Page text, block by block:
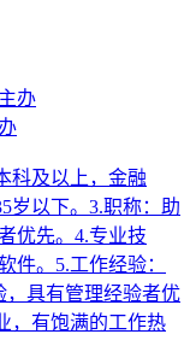
科及以上，金融
岁以下。3.职称：助
优先。4.专业技
件。5.工作经验：
，具有管理经验者优
，有饱满的工作热